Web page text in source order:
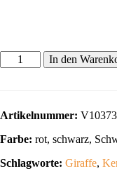
In den
Artikelnummer: V10373
Farbe: rot, schwarz,
Schlagworte: Giraffe,